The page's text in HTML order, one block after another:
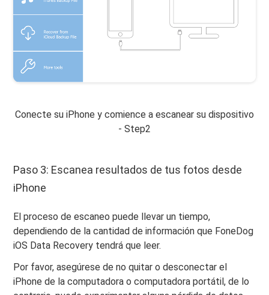
Conecte su iPhone y comience a escanear su dispositivo
- Step2
Paso 3: Escanea resultados de tus fotos desde
iPhone
El proceso de escaneo puede llevar un tiempo,
dependiendo de la cantidad de información que FoneDog
iOS Data Recovery tendrá que leer.
Por favor, asegúrese de no quitar o desconectar el
iPhone de la computadora o computadora portátil, de lo